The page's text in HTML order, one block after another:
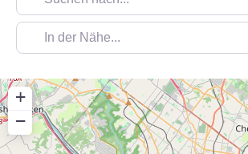
In der Nähe...
+
−